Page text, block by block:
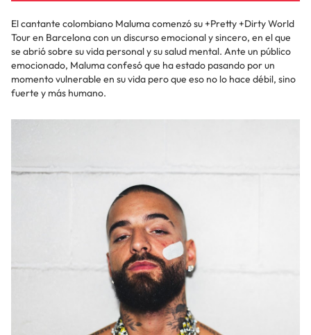
El cantante colombiano Maluma comenzó su +Pretty +Dirty World
Tour en Barcelona con un discurso emocional y sincero, en el que
se abrió sobre su vida personal y su salud mental. Ante un público
emocionado, Maluma confesó que ha estado pasando por un
momento vulnerable en su vida pero que eso no lo hace débil, sino
fuerte y más humano.